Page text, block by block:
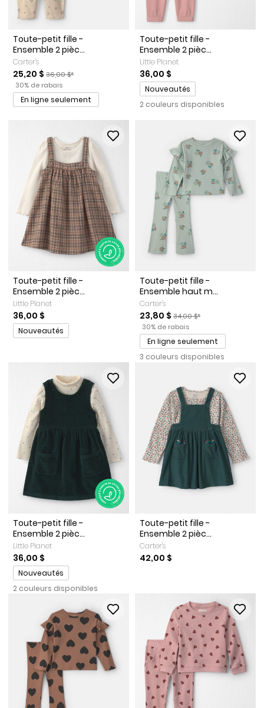
Toute-petit fille -
Ensemble 2 pièc...
Carter's
Prix de solde
25,20 $ Prix ​​de détail suggéré par le fabricant
36,00 $*
Pourcentage de rabais
30% de rabais
En ligne seulement
Toute-petit fille -
Ensemble 2 pièc...
Little Planet
36,00 $
Promotions
Nouveautés
2 couleurs disponibles
Toute-petit fille -
Ensemble 2 pièc...
Little Planet
36,00 $
Promotions
Nouveautés
Toute-petit fille -
Ensemble haut m...
Carter's
Prix de solde
23,80 $ Prix ​​de détail suggéré par
34,00 $*
Pourcentage de rabais
30% de rabais
En ligne seulement
3 couleurs disponibles
Toute-petit fille -
Ensemble 2 pièc...
Little Planet
36,00 $
Promotions
Nouveautés
2 couleurs disponibles
Toute-petit fille -
Ensemble 2 pièc...
Carter's
42,00 $